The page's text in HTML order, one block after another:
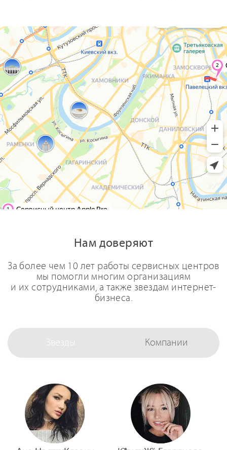
Нам доверяют
За более чем 10 лет работы сервисных центров
мы помогли многим организациям
и их сотрудниками, а также звездам интернет-
бизнеса.
Звезды Компании